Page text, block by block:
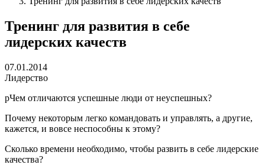
Тренинг для развития в себе
лидерских качеств
07.01.2014
Лидерство
pЧем отличаются успешные люди от неуспешных?
Почему некоторым легко командовать и управлять, а другие,
кажется, и вовсе неспособны к этому?
Сколько времени необходимо, чтобы развить в себе лидерские
качества?